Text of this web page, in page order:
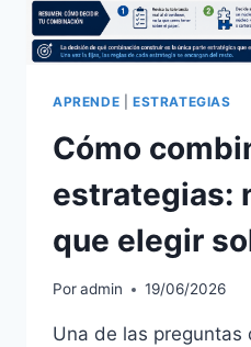
APRENDE ESTRATEGIAS
Cómo
estrategias:
que elegir
Poradmin 19/06/2026
Una de las preguntas